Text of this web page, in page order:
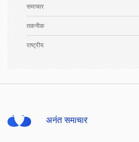
समाचार
तकनीक
राष्ट्रीय